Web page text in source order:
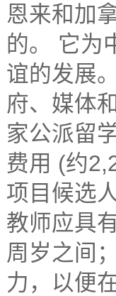
恩来和加
的。 它为
谊的发展
府、媒体
家公派留
费用 (约
项目候选
教师应具
周岁之间
力，以便